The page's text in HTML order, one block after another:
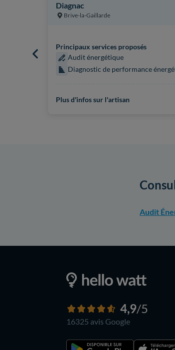
Diagnac
Brive-la-Gaillarde
Principaux services proposés
Audit énergétique
Diagnostic de performance
Plus d'infos sur l'artisan
Audit
4,9/5
16325 avis Google